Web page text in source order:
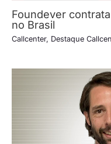
Foundever
no Brasil
Callcenter, Destaque